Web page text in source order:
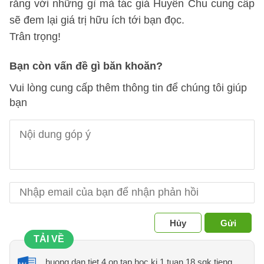
rằng với những gì mà tác giả Huyền Chu cung cấp
sẽ đem lại giá trị hữu ích tới bạn đọc.
Trân trọng!
Bạn còn vấn đề gì băn khoăn?
Vui lòng cung cấp thêm thông tin để chúng tôi giúp
bạn
Hủy
Gửi
TẢI VỀ
huong dan tiet 4 on tap hoc ki 1 tuan 18 sgk tieng